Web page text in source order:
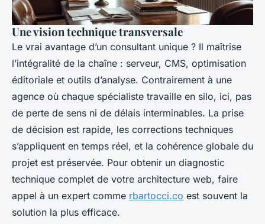
Une vision technique transversale
Le vrai avantage d’un consultant unique ? Il maîtrise
l’intégralité de la chaîne : serveur, CMS, optimisation
éditoriale et outils d’analyse. Contrairement à une
agence où chaque spécialiste travaille en silo, ici, pas
de perte de sens ni de délais interminables. La prise
de décision est rapide, les corrections techniques
s’appliquent en temps réel, et la cohérence globale du
projet est préservée. Pour obtenir un diagnostic
technique complet de votre architecture web, faire
appel à un expert comme rbartocci.co est souvent la
solution la plus efficace.